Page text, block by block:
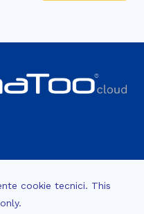
cookie tecnici. This